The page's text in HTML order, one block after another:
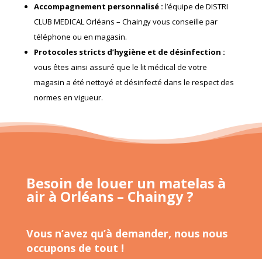
Accompagnement personnalisé : l’équipe de DISTRI
CLUB MEDICAL Orléans – Chaingy vous conseille par
téléphone ou en magasin.
Protocoles stricts d’hygiène et de désinfection :
vous êtes ainsi assuré que le lit médical de votre
magasin a été nettoyé et désinfecté dans le respect des
normes en vigueur.
Besoin de louer un matelas à
air à Orléans – Chaingy ?
Vous n’avez qu’à demander, nous nous
occupons de tout !